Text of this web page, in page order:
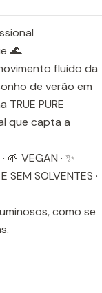
🌊.
fluido da
de verão em
PURE
que capta a
🌱 VEGAN · ✨
SEM SOLVENTES ·
como se